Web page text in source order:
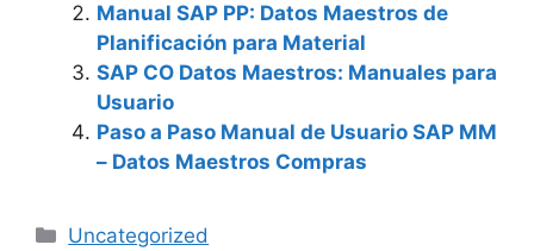
Manual SAP PP: Datos Maestros de
Planificación para Material
SAP CO Datos Maestros: Manuales para
Usuario
Paso a Paso Manual de Usuario SAP MM
– Datos Maestros Compras
Categories
Uncategorized